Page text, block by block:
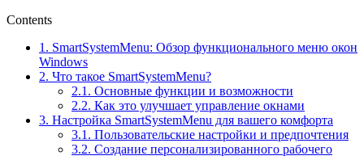
Contents
1. SmartSystemMenu: Обзор функционального меню окон
Windows
2. Что такое SmartSystemMenu?
2.1. Основные функции и возможности
2.2. Как это улучшает управление окнами
3. Настройка SmartSystemMenu для вашего комфорта
3.1. Пользовательские настройки и предпочтения
3.2. Создание персонализированного рабочего